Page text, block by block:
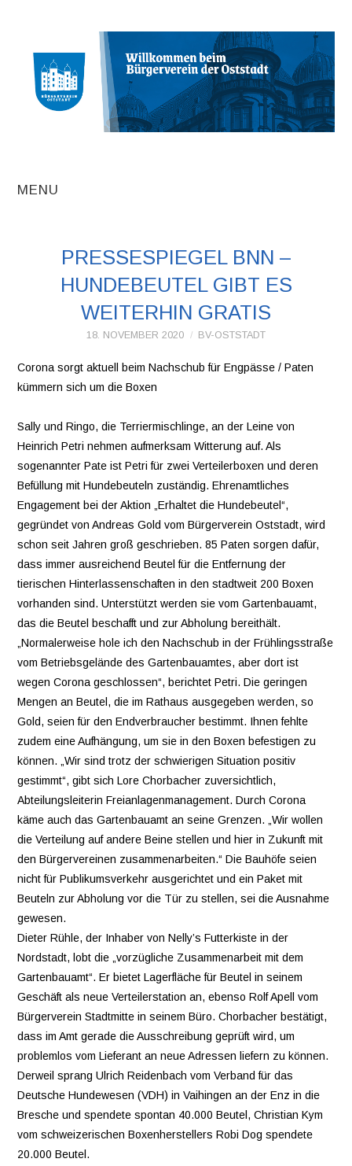
MENU
BEITRÄGE
TERMINE
VEREINE
WIR ÜBER UNS
OSTSTADT-
UMSCHAU
EAST SIDE URBAN
ART
KONTAKT
PRESSESPIEGEL BNN –
HUNDEBEUTEL GIBT ES
WEITERHIN GRATIS
18. NOVEMBER 2020 BV-OSTSTADT
Corona sorgt aktuell beim Nachschub für Engpässe / Paten
kümmern sich um die Boxen
Sally und Ringo, die Terriermischlinge, an der Leine von
Heinrich Petri nehmen aufmerksam Witterung auf. Als
sogenannter Pate ist Petri für zwei Verteilerboxen und deren
Befüllung mit Hundebeuteln zuständig. Ehrenamtliches
Engagement bei der Aktion „Erhaltet die Hundebeutel“,
gegründet von Andreas Gold vom Bürgerverein Oststadt, wird
schon seit Jahren groß geschrieben. 85 Paten sorgen dafür,
dass immer ausreichend Beutel für die Entfernung der
tierischen Hinterlassenschaften in den stadtweit 200 Boxen
vorhanden sind. Unterstützt werden sie vom Gartenbauamt,
das die Beutel beschafft und zur Abholung bereithält.
„Normalerweise hole ich den Nachschub in der Frühlingsstraße
vom Betriebsgelände des Gartenbauamtes, aber dort ist
wegen Corona geschlossen“, berichtet Petri. Die geringen
Mengen an Beutel, die im Rathaus ausgegeben werden, so
Gold, seien für den Endverbraucher bestimmt. Ihnen fehlte
zudem eine Aufhängung, um sie in den Boxen befestigen zu
können. „Wir sind trotz der schwierigen Situation positiv
gestimmt“, gibt sich Lore Chorbacher zuversichtlich,
Abteilungsleiterin Freianlagenmanagement. Durch Corona
käme auch das Gartenbauamt an seine Grenzen. „Wir wollen
die Verteilung auf andere Beine stellen und hier in Zukunft mit
den Bürgervereinen zusammenarbeiten.“ Die Bauhöfe seien
nicht für Publikumsverkehr ausgerichtet und ein Paket mit
Beuteln zur Abholung vor die Tür zu stellen, sei die Ausnahme
gewesen.
Dieter Rühle, der Inhaber von Nelly’s Futterkiste in der
Nordstadt, lobt die „vorzügliche Zusammenarbeit mit dem
Gartenbauamt“. Er bietet Lagerfläche für Beutel in seinem
Geschäft als neue Verteilerstation an, ebenso Rolf Apell vom
Bürgerverein Stadtmitte in seinem Büro. Chorbacher bestätigt,
dass im Amt gerade die Ausschreibung geprüft wird, um
problemlos vom Lieferant an neue Adressen liefern zu können.
Derweil sprang Ulrich Reidenbach vom Verband für das
Deutsche Hundewesen (VDH) in Vaihingen an der Enz in die
Bresche und spendete spontan 40.000 Beutel, Christian Kym
vom schweizerischen Boxenherstellers Robi Dog spendete
20.000 Beutel.